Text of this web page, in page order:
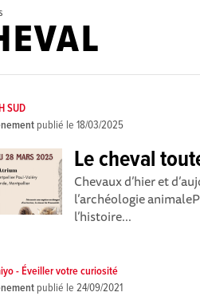
SUD
publié le18/03/2025
Le cheval
Chevaux d’hier et
l’archéologie
l’histoire...
- Éveiller votre curiosité
publié le24/09/2021